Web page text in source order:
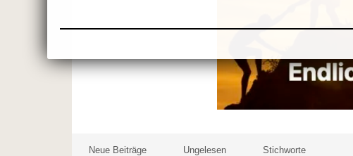
Neue Beiträge Ungelesen Stichworte